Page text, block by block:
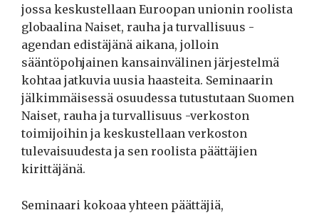
jossa keskustellaan Euroopan unionin roolista
globaalina Naiset, rauha ja turvallisuus -
agendan edistäjänä aikana, jolloin
sääntöpohjainen kansainvälinen järjestelmä
kohtaa jatkuvia uusia haasteita. Seminaarin
jälkimmäisessä osuudessa tutustutaan Suomen
Naiset, rauha ja turvallisuus -verkoston
toimijoihin ja keskustellaan verkoston
tulevaisuudesta ja sen roolista päättäjien
kirittäjänä.
Seminaari kokoaa yhteen päättäjiä,